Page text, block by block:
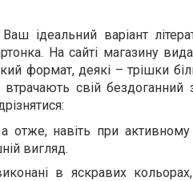
ідеальний варіант
На сайті магазину
формат, деякі – трішки
свій бездоганний
отже, навіть при активному
вигляд.
в яскравих